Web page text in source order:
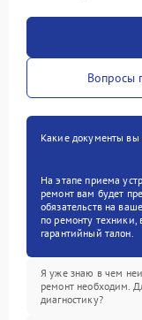
Вопросы
Какие документы вы
На этапе приема
ремонт вам будет
обязательств на
по ремонту техники,
гарантийный талон.
Я уже знаю в чем
ремонт необходим.
диагностику?